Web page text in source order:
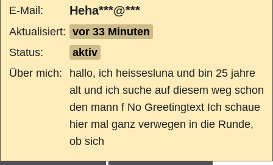
E-Mail: Heha***@***
Aktualisiert: vor 33 Minuten
Status:
aktiv
Über mich:
hallo, ich heissesluna und bin 25 jahre
alt und ich suche auf diesem weg schon
den mann f No Greetingtext Ich schaue
hier mal ganz verwegen in die Runde,
ob sich